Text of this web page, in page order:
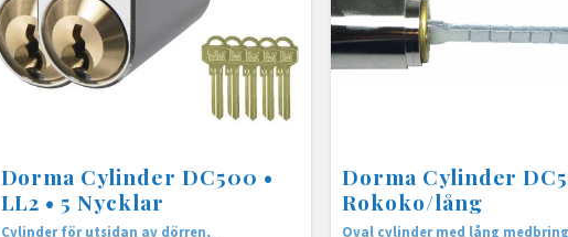
Dorma Cylinder DC500 •
LL2 • 5 Nycklar
Cylinder för utsidan av dörren,
Dorma Cylinder
Rokoko/lång
Oval cylinder med lång